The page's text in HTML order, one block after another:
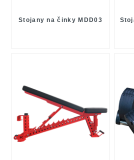
Stojany na činky MDD03